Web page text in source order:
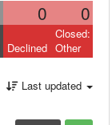
0 0
Declined
Closed:
Other
Last updated